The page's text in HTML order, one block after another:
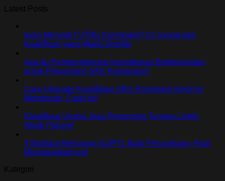
Latest Posts
Ingin Menjadi PJTBU Konstruksi? Ini Syarat dan
Kualifikasi yang Wajib Dimiliki
Apa Itu Pengembangan Keprofesian Berkelanjutan
untuk Perpanjang SKK Konstruksi?
Cara Upgrade Kualifikasi SBU Konstruksi Kecil ke
Menengah, Catat Ini!
Klasifikasi Usaha Jasa Penunjang Tenaga Listrik,
Wajib Paham!
4 Manfaat Mengurus IUJPTL Bagi Perusahaan, Rugi
Mengabaikannya!
Kategori